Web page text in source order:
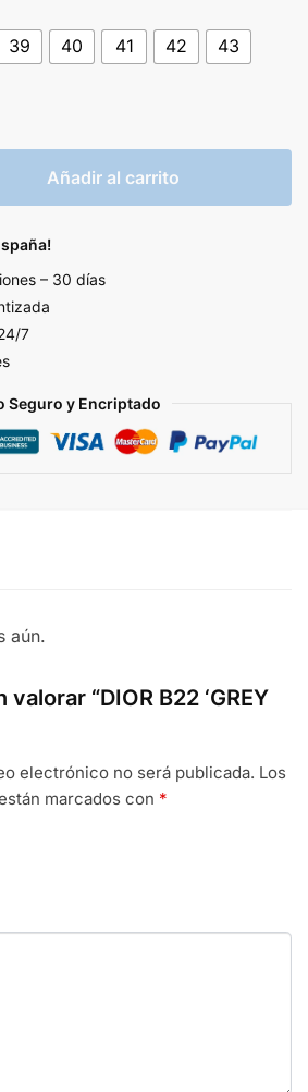
39 40 41 42
43
Añadir al carrito
– 30 días
7
Seguro y Encriptado
aún.
“DIOR B22 ‘GREY
electrónico no será publicada. Los
marcados con *